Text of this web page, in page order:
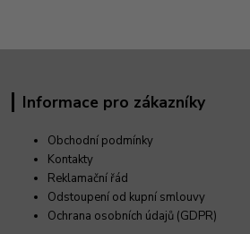
Informace pro zákazníky
Obchodní podmínky
Kontakty
Reklamační řád
Odstoupení od kupní smlouvy
Ochrana osobních údajů (GDPR)